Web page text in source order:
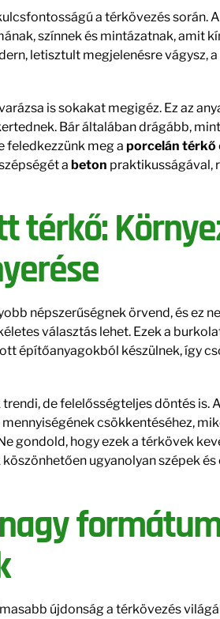
a térkövezés során. A
színnek és mintázatnak, amit
letisztult megjelenésre vágysz,
is sokakat megigéz. Ez az
Bár általában drágább,
feledkezzünk meg a porcelán térkő
a beton praktikusságával,
térkő:
népszerűségnek örvend, és ez
választás lehet. Ezek a
építőanyagokból készülnek, így
trendi, de felelősségteljes döntés is.
csökkentéséhez,
gondold, hogy ezek a térkövek
ugyanolyan szépek
újdonság a térkövezés